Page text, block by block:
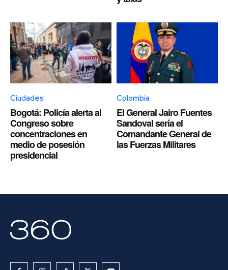
Ciudades
Bogotá: Policía alerta al
Congreso sobre
concentraciones en
medio de posesión
presidencial
Colombia
El General Jairo Fuentes
Sandoval sería el
Comandante General de
las Fuerzas Militares